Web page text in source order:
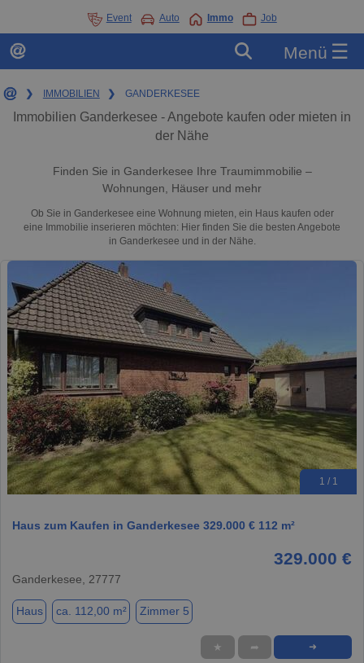
Event Auto Immo Job
Menü ☰
❯ IMMOBILIEN ❯ GANDERKESEE
Immobilien Ganderkesee - Angebote kaufen oder mieten in
der Nähe
Finden Sie in Ganderkesee Ihre Traumimmobilie –
Wohnungen, Häuser und mehr
Ob Sie in Ganderkesee eine Wohnung mieten, ein Haus kaufen oder
eine Immobilie inserieren möchten: Hier finden Sie die besten Angebote
in Ganderkesee und in der Nähe.
1 / 1
Haus zum Kaufen in Ganderkesee 329.000 € 112 m²
329.000 €
Ganderkesee, 27777
Haus ca. 112,00 m² Zimmer 5
★ ➦ ➜